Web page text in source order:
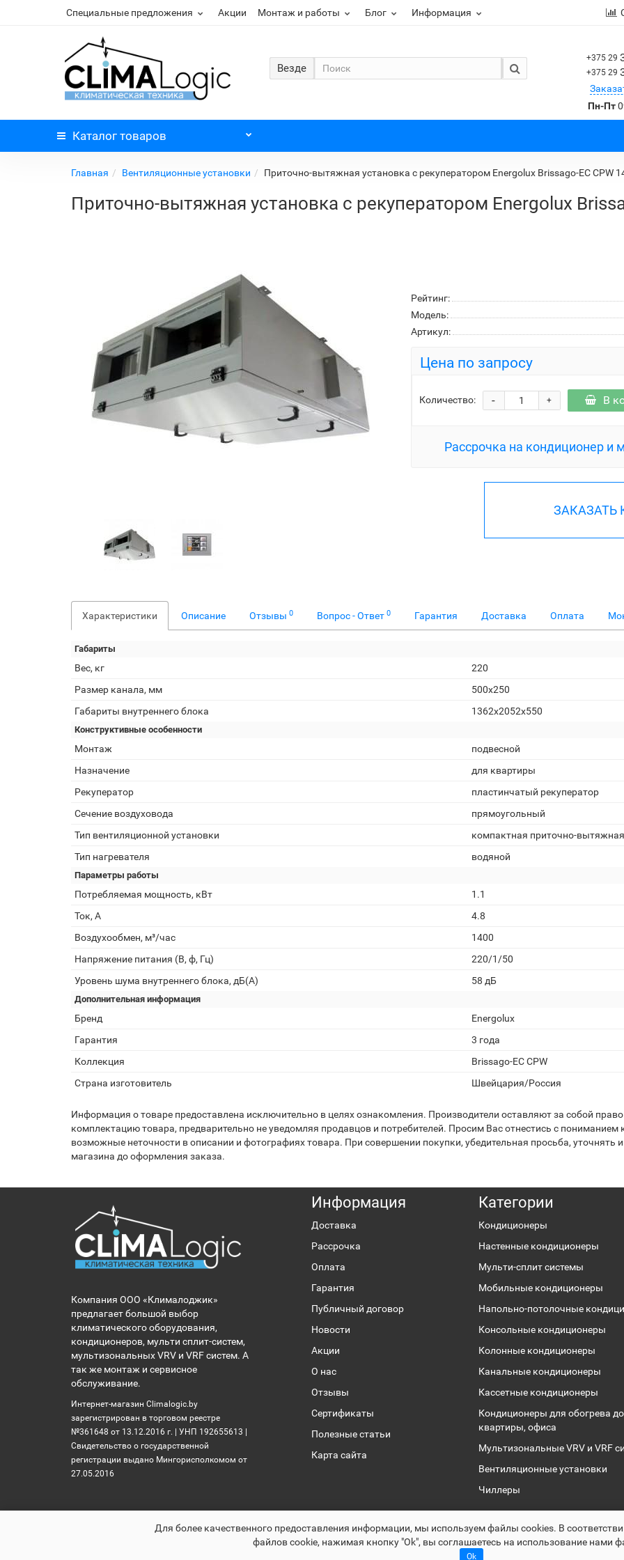
Специальные предложения Акции Монтаж и работы Блог Информация
Везде
+375 29
+375 29
Пн-Пт
Каталог товаров
Главная Вентиляционные установки Приточно-вытяжная установка с рекуператором Energolux Brissago-EC CPW
Приточно-вытяжная установка с рекуператором Energolux
Рейтинг:
Модель:
Артикул:
Цена по запросу
Количество: +
- В
Рассрочка на кондиционер и
ЗАКАЗАТЬ
Характеристики Описание Отзывы 0 Вопрос - Ответ 0 Гарантия Доставка Оплата
Габариты
Вес, кг
220
Размер канала, мм
500х250
Габариты внутреннего блока
1362х2052х550
Конструктивные особенности
Монтаж
подвесной
Назначение
для квартиры
Рекуператор
пластинчатый рекуператор
Сечение воздуховода
прямоугольный
Тип вентиляционной установки
компактная приточно-вытяжная
Тип нагревателя
водяной
Параметры работы
Потребляемая мощность, кВт
1.1
Ток, А
4.8
Воздухообмен, м³/час
1400
Напряжение питания (В, ф, Гц)
220/1/50
Уровень шума внутреннего блока, дБ(А)
58 дБ
Дополнительная информация
Бренд
Energolux
Гарантия
3 года
Коллекция
Brissago-EC CPW
Страна изготовитель
Швейцария/Россия
Информация о товаре предоставлена исключительно в целях ознакомления. Производители оставляют за собой
комплектацию товара, предварительно не уведомляя продавцов и потребителей. Просим Вас отнестись с
возможные неточности в описании и фотографиях товара. При совершении покупки, убедительная просьба, уточнять
магазина до оформления заказа.
Компания ООО «Клималоджик»
предлагает большой выбор
климатического оборудования,
кондиционеров, мульти сплит-систем,
мультизональных VRV и VRF систем. А
так же монтаж и сервисное
обслуживание.
Интернет-магазин Climalogic.by
зарегистрирован в торговом реестре
№361648 от 13.12.2016 г. | УНП 192655613 |
Свидетельство о государственной
регистрации выдано Мингорисполкомом от
27.05.2016
Информация
Доставка
Рассрочка
Оплата
Гарантия
Публичный договор
Новости
Акции
О нас
Отзывы
Сертификаты
Полезные статьи
Карта сайта
Категории
Кондиционеры
Настенные кондиционеры
Мульти-сплит системы
Мобильные кондиционеры
Напольно-потолочные
Консольные кондиционеры
Колонные кондиционеры
Канальные кондиционеры
Кассетные кондиционеры
Кондиционеры для обогрева
квартиры, офиса
Мультизональные VRV и VRF
Вентиляционные установки
Чиллеры
Раскрутка -cropas.by
Climalogic.by © 2016 - 2025
Для более качественного предоставления информации, мы используем файлы сookies. В
файлов cookie, нажимая кнопку "Ok", вы соглашаетесь на использование нами
Ok